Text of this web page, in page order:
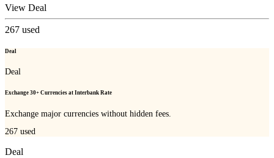
View Deal
267 used
Deal
Deal
Exchange 30+ Currencies at Interbank Rate
Exchange major currencies without hidden fees.
267 used
Deal